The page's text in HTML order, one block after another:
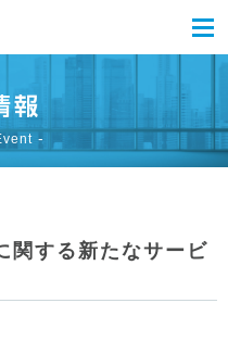
関する新たなサービ